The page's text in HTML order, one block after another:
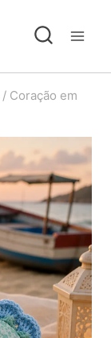
/ Coração em